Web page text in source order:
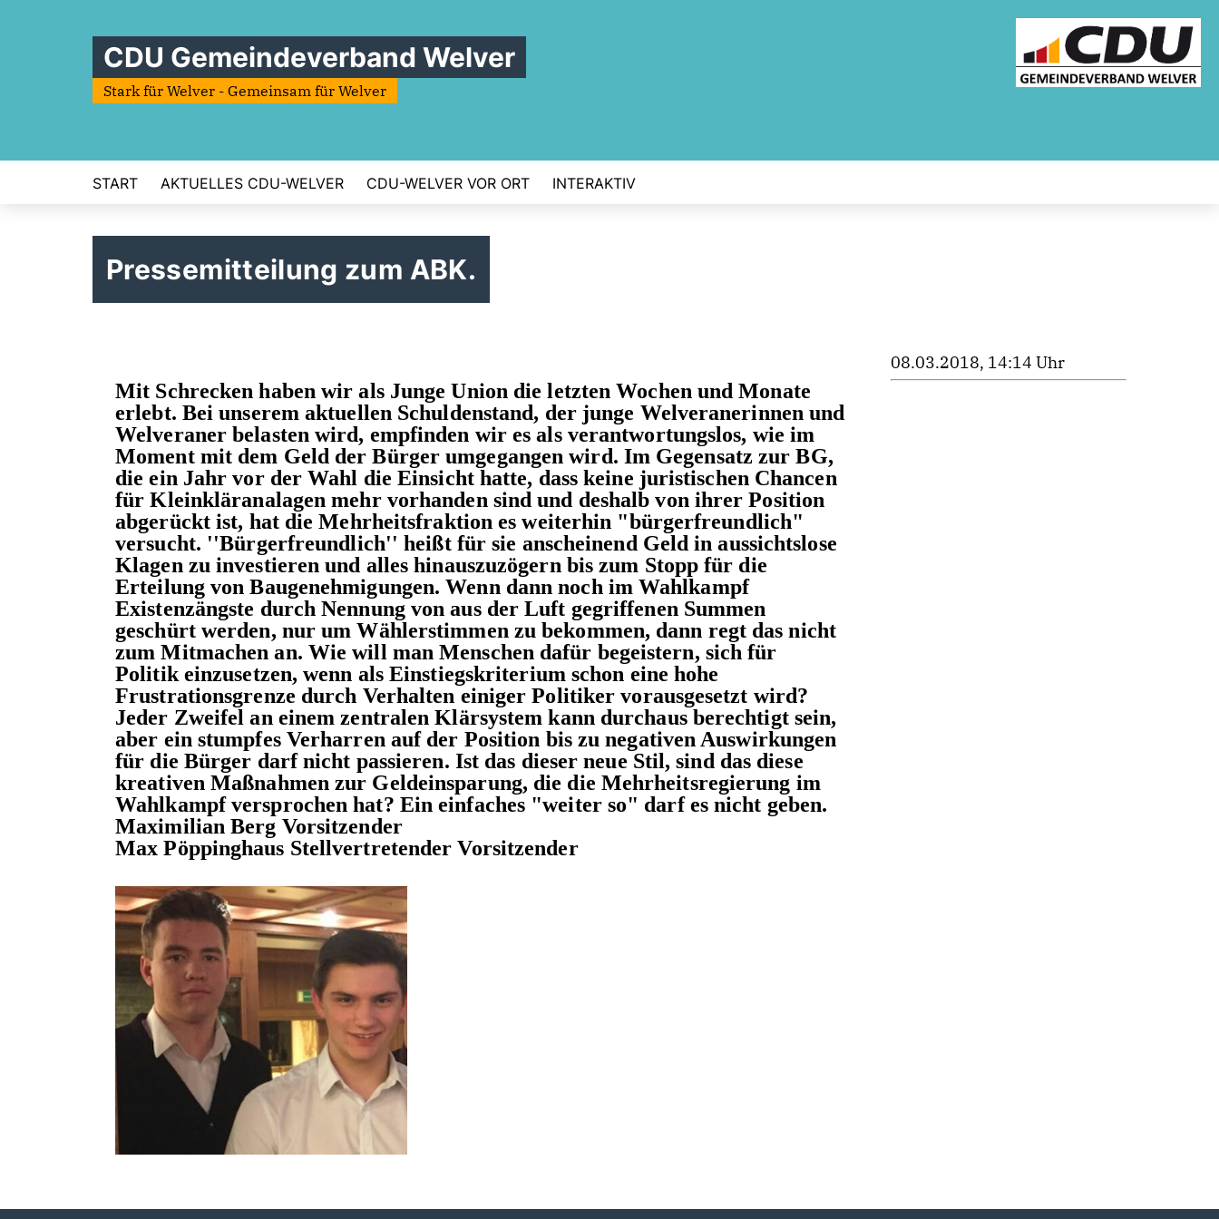
CDU Gemeindeverband Welver
Stark für Welver - Gemeinsam für Welver
START AKTUELLES CDU-WELVER CDU-WELVER VOR ORT INTERAKTIV
Pressemitteilung zum ABK.
Mit Schrecken haben wir als Junge Union die letzten Wochen und Monate
erlebt. Bei unserem aktuellen Schuldenstand, der junge Welveranerinnen und
Welveraner belasten wird, empfinden wir es als verantwortungslos, wie im
Moment mit dem Geld der Bürger umgegangen wird. Im Gegensatz zur BG,
die ein Jahr vor der Wahl die Einsicht hatte, dass keine juristischen Chancen
für Kleinkläranalagen mehr vorhanden sind und deshalb von ihrer Position
abgerückt ist, hat die Mehrheitsfraktion es weiterhin "bürgerfreundlich"
versucht. ''Bürgerfreundlich'' heißt für sie anscheinend Geld in aussichtslose
Klagen zu investieren und alles hinauszuzögern bis zum Stopp für die
Erteilung von Baugenehmigungen. Wenn dann noch im Wahlkampf
Existenzängste durch Nennung von aus der Luft gegriffenen Summen
geschürt werden, nur um Wählerstimmen zu bekommen, dann regt das nicht
zum Mitmachen an. Wie will man Menschen dafür begeistern, sich für
Politik einzusetzen, wenn als Einstiegskriterium schon eine hohe
Frustrationsgrenze durch Verhalten einiger Politiker vorausgesetzt wird?
Jeder Zweifel an einem zentralen Klärsystem kann durchaus berechtigt sein,
aber ein stumpfes Verharren auf der Position bis zu negativen Auswirkungen
für die Bürger darf nicht passieren. Ist das dieser neue Stil, sind das diese
kreativen Maßnahmen zur Geldeinsparung, die die Mehrheitsregierung im
Wahlkampf versprochen hat? Ein einfaches "weiter so" darf es nicht geben.
Maximilian Berg Vorsitzender
Max Pöppinghaus Stellvertretender Vorsitzender
08.03.2018, 14:14 Uhr